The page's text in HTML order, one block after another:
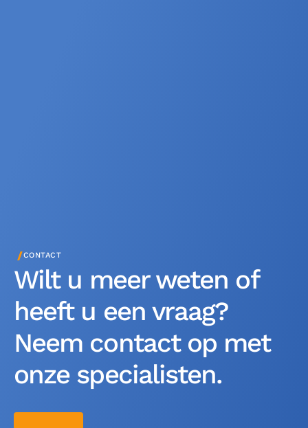
/CONTACT
Wilt u meer weten of
heeft u een vraag?
Neem contact op met
onze specialisten.